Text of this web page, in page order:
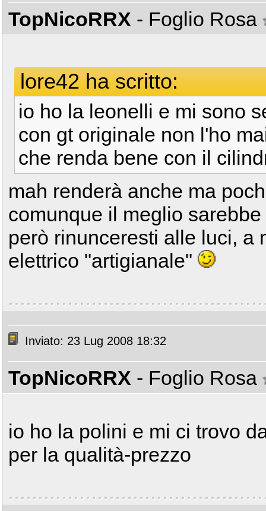
TopNicoRRX - Foglio Rosa
lore42 ha scritto:
io ho la leonelli e mi sono
con gt originale non l'ho
che renda bene con il
mah renderà anche ma
comunque il meglio
però rinunceresti alle luci, a
elettrico "artigianale"
Inviato: 23 Lug 2008 18:32
TopNicoRRX - Foglio Rosa
io ho la polini e mi ci trovo
per la qualità-prezzo